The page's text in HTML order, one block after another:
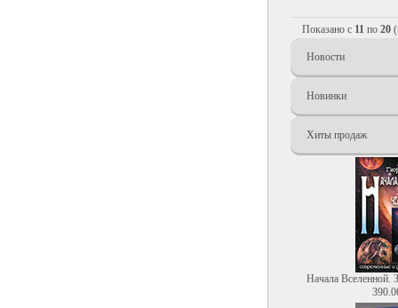
Показано с 11 по 20
Новости
Новинки
Хиты продаж
Начала Вселенной.